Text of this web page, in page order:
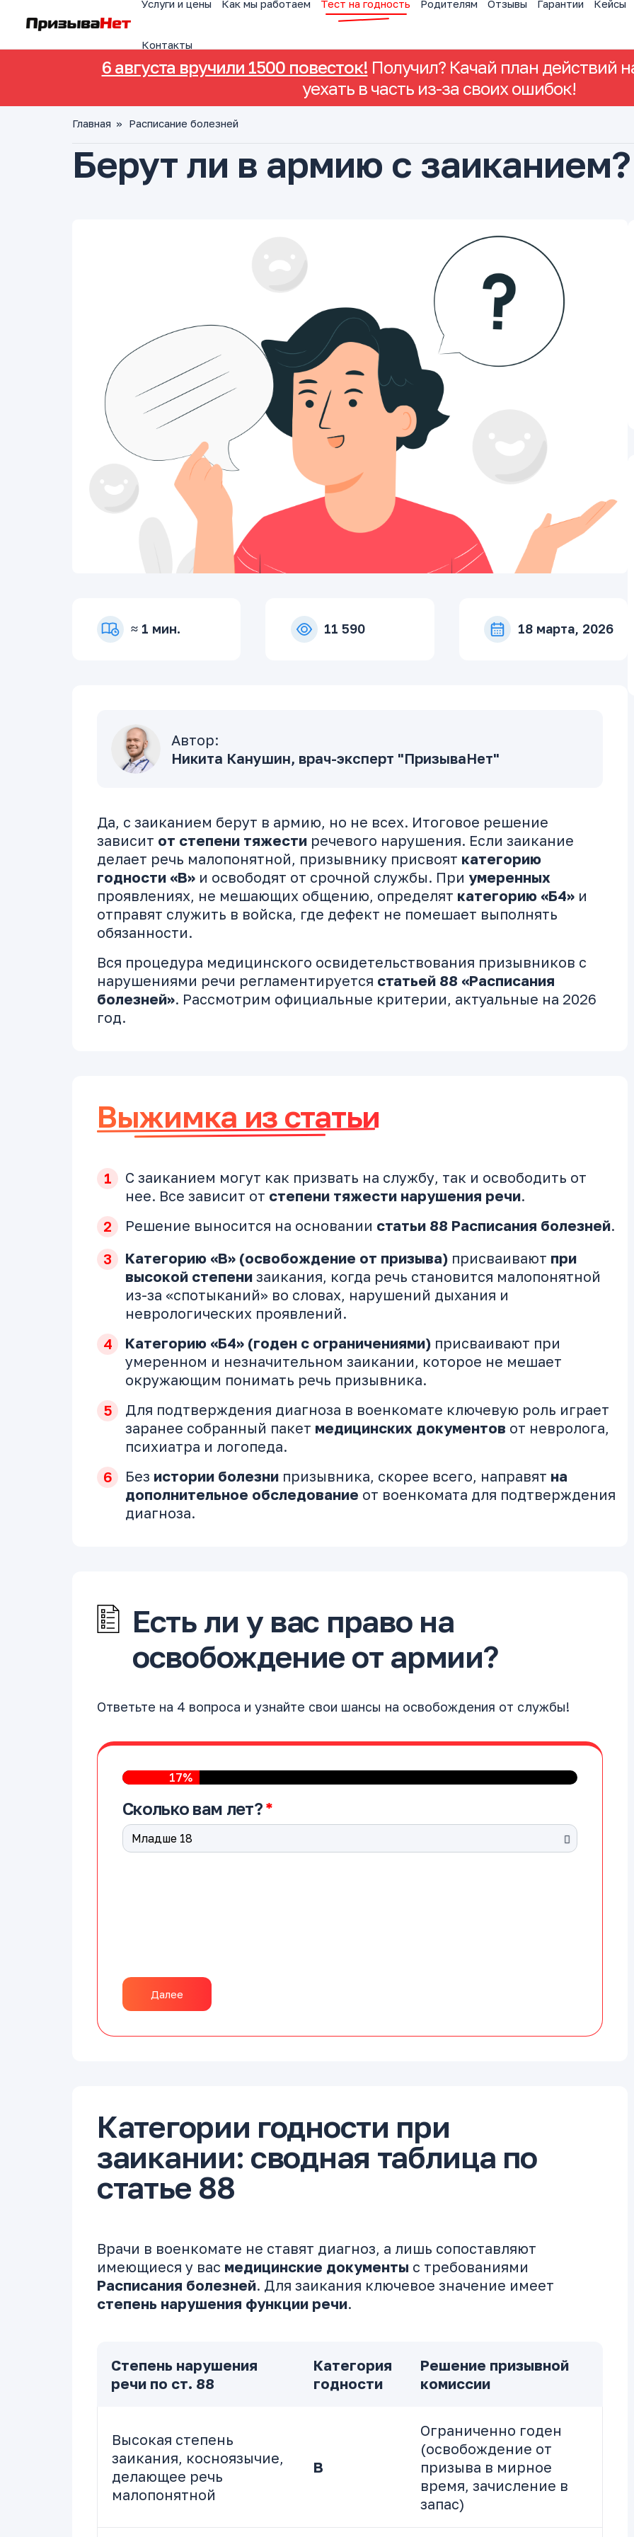
Услуги и цены Как мы работаем Тест на годность Родителям Отзывы Гарантии Кейсы
Контакты
6 августа вручили 1500 повесток! Получил? Качай план действий
уехать в часть из-за своих ошибок!
Главная » Расписание болезней
Берут ли в армию с заиканием?
≈ 1 мин. 11 590 18 марта, 2026
Автор:
Никита Канушин, врач-эксперт "ПризываНет"
Да, с заиканием берут в армию, но не всех. Итоговое решение
зависит от степени тяжести речевого нарушения. Если заикание
делает речь малопонятной, призывнику присвоят категорию
годности «В» и освободят от срочной службы. При умеренных
проявлениях, не мешающих общению, определят категорию «Б4» и
отправят служить в войска, где дефект не помешает выполнять
обязанности.
Вся процедура медицинского освидетельствования призывников с
нарушениями речи регламентируется статьей 88 «Расписания
болезней». Рассмотрим официальные критерии, актуальные на 2026
год.
Выжимка из статьи
С заиканием могут как призвать на службу, так и освободить от
нее. Все зависит от степени тяжести нарушения речи.
Решение выносится на основании статьи 88 Расписания болезней.
Категорию «В» (освобождение от призыва) присваивают при
высокой степени заикания, когда речь становится малопонятной
из-за «спотыканий» во словах, нарушений дыхания и
неврологических проявлений.
Категорию «Б4» (годен с ограничениями) присваивают при
умеренном и незначительном заикании, которое не мешает
окружающим понимать речь призывника.
Для подтверждения диагноза в военкомате ключевую роль играет
заранее собранный пакет медицинских документов от невролога,
психиатра и логопеда.
Без истории болезни призывника, скорее всего, направят на
дополнительное обследование от военкомата для подтверждения
диагноза.
Есть ли у вас право на
освобождение от армии?
Ответьте на 4 вопроса и узнайте свои шансы на освобождения от службы!
17%
Сколько вам лет?
Далее
Категории годности при
заикании: сводная таблица по
статье 88
Врачи в военкомате не ставят диагноз, а лишь сопоставляют
имеющиеся у вас медицинские документы с требованиями
Расписания болезней. Для заикания ключевое значение имеет
степень нарушения функции речи.
Степень нарушения
речи по ст. 88
Категория
годности
Решение призывной
комиссии
Высокая степень
заикания, косноязычие,
делающее речь
малопонятной
В
Ограниченно годен
(освобождение от
призыва в мирное
время, зачисление в
запас)